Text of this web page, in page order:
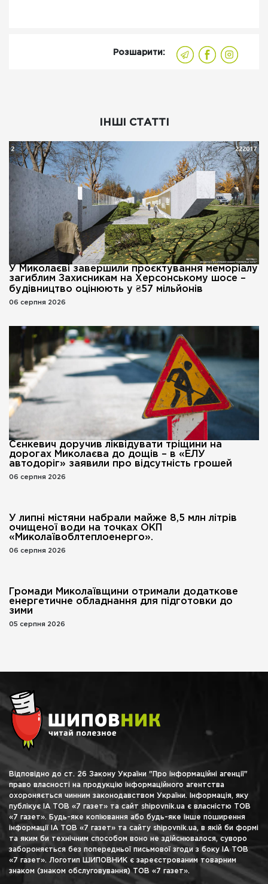
Розшарити:
ІНШІ СТАТТІ
У Миколаєві завершили проєктування меморіалу
загиблим Захисникам на Херсонському шосе –
будівництво оцінюють у ₴57 мільйонів
06 серпня 2026
Сєнкевич доручив ліквідувати тріщини на
дорогах Миколаєва до дощів – в «ЕЛУ
автодоріг» заявили про відсутність грошей
06 серпня 2026
У липні містяни набрали майже 8,5 млн літрів
очищеної води на точках ОКП
«Миколаївоблтеплоенерго».
06 серпня 2026
Громади Миколаївщини отримали додаткове
енергетичне обладнання для підготовки до
зими
05 серпня 2026
Відповідно до ст. 26 Закону України "Про інформаційні агенції"
право власності на продукцію інформаційного агентства
охороняється чинним законодавством України. Інформація, яку
публікує ІА ТОВ «7 газет» та сайт shipovnik.ua є власністю ТОВ
«7 газет». Будь-яке копіювання або будь-яке інше поширення
інформації ІА ТОВ «7 газет» та сайту shipovnik.ua, в якій би формі
та яким би технічним способом воно не здійснювалося, суворо
забороняється без попередньої письмової згоди з боку ІА ТОВ
«7 газет». Логотип ШИПОВНИК є зареєстрованим товарним
знаком (знаком обслуговування) ТОВ «7 газет».